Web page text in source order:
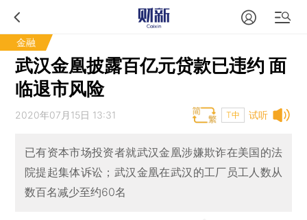
金融
武汉金凰披露百亿元贷款已违约 面
临退市风险
试听
2020年07月15日 13:31 T中
已有资本市场投资者就武汉金凰涉嫌欺诈在美国的法
院提起集体诉讼；武汉金凰在武汉的工厂员工人数从
数百名减少至约60名